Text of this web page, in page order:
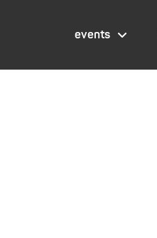
events